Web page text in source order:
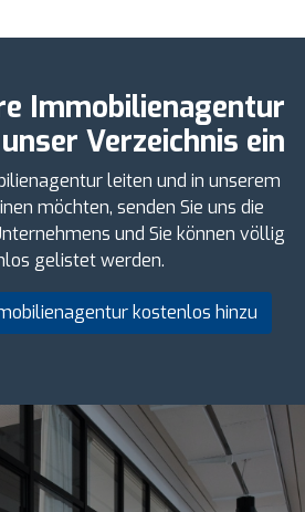
Immobilienagentur
Verzeichnis ein
leiten und in unserem
möchten, senden Sie uns die
und Sie können völlig
gelistet werden.
kostenlos hinzu